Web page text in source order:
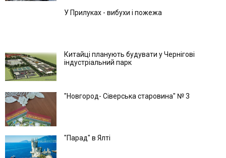
У Прилуках - вибухи і пожежа
Китайці планують будувати у Чернігові
індустріальний парк
"Новгород- Сіверська старовина" № 3
"Парад" в Ялті